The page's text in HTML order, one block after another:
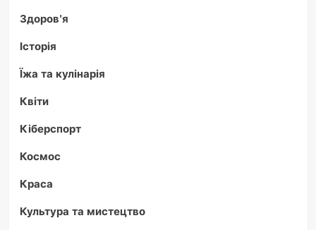
Здоров'я
Історія
Їжа та кулінарія
Квіти
Кіберспорт
Космос
Краса
Культура та мистецтво